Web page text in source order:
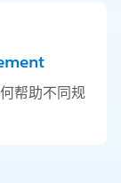
帮助不同规